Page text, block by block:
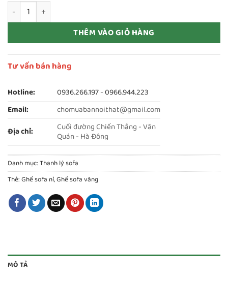
Thanh lý sofa thuyền bọc nỉ màu tím khói 1m8 mới 100% số
THÊM VÀO GIỎ HÀNG
Tư vấn bán hàng
Hotline: 0936.266.197-0966.944.223
Email:
chomuabannoithat@gmail.com
Địa chỉ:
Cuối đường Chiến Thắng - Văn
Quán - Hà Đông
Danh mục:Thanh lý sofa
Thẻ:Ghế sofa nỉ,Ghế sofa văng
MÔ TẢ